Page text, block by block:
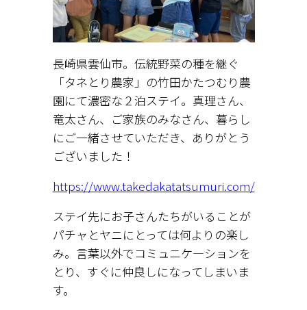
長崎県雲仙市。伝統野菜の種を継ぐ
「タネとり農家」の竹田かたつむり農
園にて濃密な２泊ステイ。真理さん、
竜太さん、ご家族のみなさん、暮らし
にご一緒させていただき、ありがとう
ございました！
https://www.takedakatatsumuri.com/
ステイ先にお子さんたちがいることが
パチャとヤニにとっては何よりの楽し
み。言葉以外でコミュニケ―ションを
とり、すぐに仲良しになってしまいま
す。